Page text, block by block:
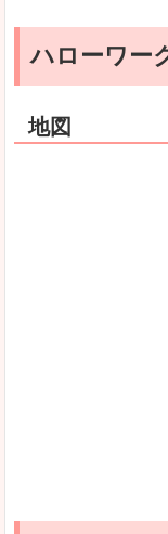
ハローワー
地図